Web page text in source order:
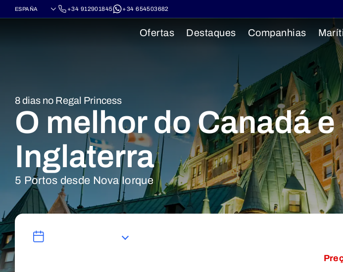
+34 912901845 +34 654503682
Ofertas Destaques Companhias
8 dias no Regal Princess
O melhor do Canadá
Inglaterra
5 Portos desde Nova Iorque